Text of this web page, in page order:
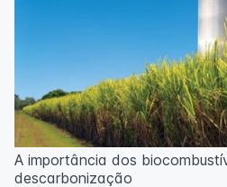
A importância dos
descarbonização